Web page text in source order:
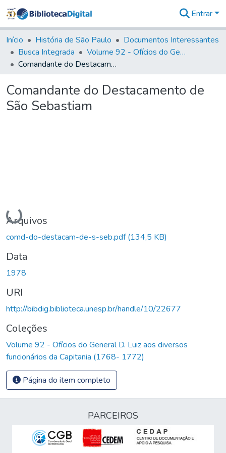
&
Coleções
Tudo na
Biblioteca
Estatísticas
Entrar
Início História de São Paulo
Documentos Interessantes
Busca Integrada
Volume 92 - Ofícios do General D. Luiz aos diversos funcionários da Capitania (1768- 1772)
Comandante do Destacamento de São Sebastiam
Comandante do Destacamento de
São Sebastiam
Carregando...
Arquivos
comd-do-destacam-de-s-seb.pdf(134,5 KB)
Data
1978
URI
http://bibdig.biblioteca.unesp.br/handle/10/22677
Coleções
Volume 92 - Ofícios do General D. Luiz aos diversos
funcionários da Capitania (1768- 1772)
Página do item completo
PARCEIROS